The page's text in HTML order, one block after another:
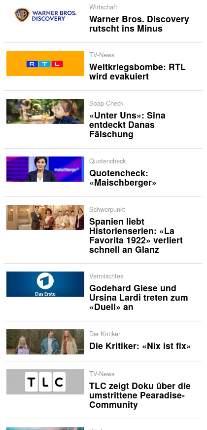
Wirtschaft
Warner Bros. Discovery
rutscht ins Minus
TV-News
Weltkriegsbombe: RTL
wird evakuiert
Soap-Check
«Unter Uns»: Sina
entdeckt Danas
Fälschung
Quotencheck
Quotencheck:
«Maischberger»
Schwerpunkt
Spanien liebt
Historienserien: «La
Favorita 1922» verliert
schnell an Glanz
Vermischtes
Godehard Giese und
Ursina Lardi treten zum
«Duell» an
Die Kritiker
Die Kritiker: «Nix ist fix»
TV-News
TLC zeigt Doku über die
umstrittene Pearadise-
Community